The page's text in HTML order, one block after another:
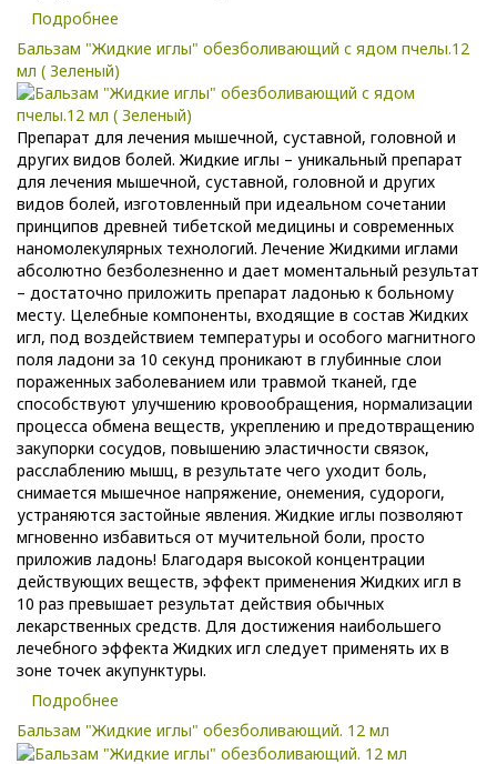
Подробнее
Бальзам "Жидкие иглы" обезболивающий с ядом пчелы.12
мл ( Зеленый)
Препарат для лечения мышечной, суставной, головной и
других видов болей. Жидкие иглы – уникальный препарат
для лечения мышечной, суставной, головной и других
видов болей, изготовленный при идеальном сочетании
принципов древней тибетской медицины и современных
наномолекулярных технологий. Лечение Жидкими иглами
абсолютно безболезненно и дает моментальный результат
– достаточно приложить препарат ладонью к больному
месту. Целебные компоненты, входящие в состав Жидких
игл, под воздействием температуры и особого магнитного
поля ладони за 10 секунд проникают в глубинные слои
пораженных заболеванием или травмой тканей, где
способствуют улучшению кровообращения, нормализации
процесса обмена веществ, укреплению и предотвращению
закупорки сосудов, повышению эластичности связок,
расслаблению мышц, в результате чего уходит боль,
снимается мышечное напряжение, онемения, судороги,
устраняются застойные явления. Жидкие иглы позволяют
мгновенно избавиться от мучительной боли, просто
приложив ладонь! Благодаря высокой концентрации
действующих веществ, эффект применения Жидких игл в
10 раз превышает результат действия обычных
лекарственных средств. Для достижения наибольшего
лечебного эффекта Жидких игл следует применять их в
зоне точек акупунктуры.
Подробнее
Бальзам "Жидкие иглы" обезболивающий. 12 мл